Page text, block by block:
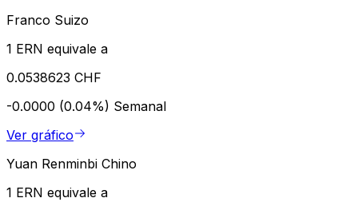
Franco Suizo
1 ERN equivale a
0.0538623 CHF
-0.0000 (0.04%) Semanal
Ver gráfico
Yuan Renminbi Chino
1 ERN equivale a